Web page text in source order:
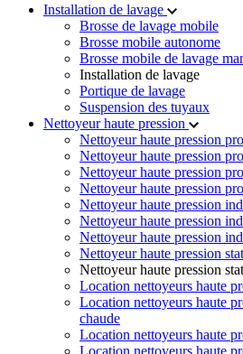
Installation de lavage
Brosse de lavage mobile
Brosse mobile autonome
Brosse mobile de lavage
Installation de lavage
Portique de lavage
Suspension des tuyaux
Nettoyeur haute pression
Nettoyeur haute pression
Nettoyeur haute pression
Nettoyeur haute pression
Nettoyeur haute pression
Nettoyeur haute pression
Nettoyeur haute pression
Nettoyeur haute pression
Nettoyeur haute pression
Nettoyeur haute pression
Location nettoyeurs haute
Location nettoyeurs haute
chaude
Location nettoyeurs haute
Location nettoyeurs haute